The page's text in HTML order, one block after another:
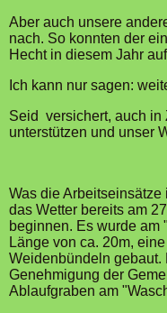
Aber auch unsere
nach. So konnten der
Hecht in diesem Jahr
Ich kann nur sagen:
Seid versichert, auch in
unterstützen und unser
Was die
das Wetter bereits am
beginnen. Es wurde am
Länge von ca. 20m,
Weidenbündeln
Genehmigung der
Ablaufgraben am